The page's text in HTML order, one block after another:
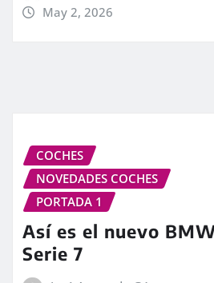
May 2, 2026
COCHES
NOVEDADES COCHES
PORTADA 1
Así es el nuevo
Serie 7